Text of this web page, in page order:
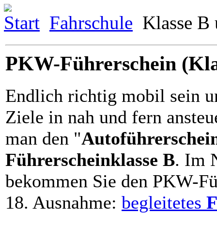
Start Fahrschule Klasse B
PKW-Führerschein
Endlich richtig mobil sein
Ziele in nah und fern
man den "
Führerscheinklasse B. Im
bekommen Sie den PKW-
18. Ausnahme: begleitetes